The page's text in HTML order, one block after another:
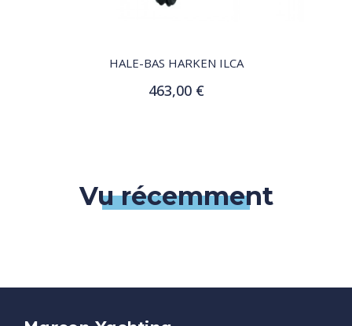
HALE-BAS HARKEN ILCA
463,00 €
Ajouter au panier
Vu récemment